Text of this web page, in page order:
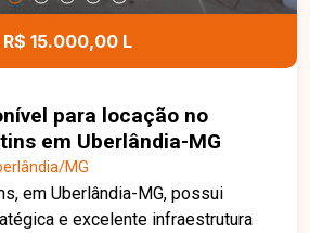
R$ 15.000,00 L
para locação no
em Uberlândia-MG
MG
em Uberlândia-MG, possui
e excelente infraestrutura